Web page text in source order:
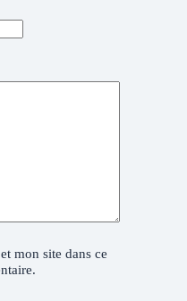
mon site dans ce